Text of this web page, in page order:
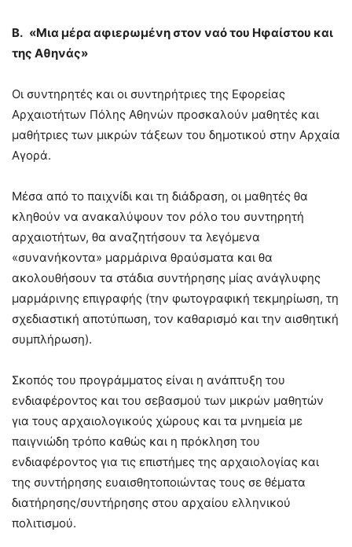
Β. «Μια μέρα αφιερωμένη στον ναό του Ηφαίστου και
της Αθηνάς»
Οι συντηρητές και οι συντηρήτριες της Εφορείας
Αρχαιοτήτων Πόλης Αθηνών προσκαλούν μαθητές και
μαθήτριες των μικρών τάξεων του δημοτικού στην Αρχαία
Αγορά.
Μέσα από το παιχνίδι και τη διάδραση, οι μαθητές θα
κληθούν να ανακαλύψουν τον ρόλο του συντηρητή
αρχαιοτήτων, θα αναζητήσουν τα λεγόμενα
«συνανήκοντα» μαρμάρινα θραύσματα και θα
ακολουθήσουν τα στάδια συντήρησης μίας ανάγλυφης
μαρμάρινης επιγραφής (την φωτογραφική τεκμηρίωση, τη
σχεδιαστική αποτύπωση, τον καθαρισμό και την αισθητική
συμπλήρωση).
Σκοπός του προγράμματος είναι η ανάπτυξη του
ενδιαφέροντος και του σεβασμού των μικρών μαθητών
για τους αρχαιολογικούς χώρους και τα μνημεία με
παιγνιώδη τρόπο καθώς και η πρόκληση του
ενδιαφέροντος για τις επιστήμες της αρχαιολογίας και
της συντήρησης ευαισθητοποιώντας τους σε θέματα
διατήρησης/συντήρησης στου αρχαίου ελληνικού
πολιτισμού.